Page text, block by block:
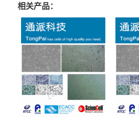
相关产品：